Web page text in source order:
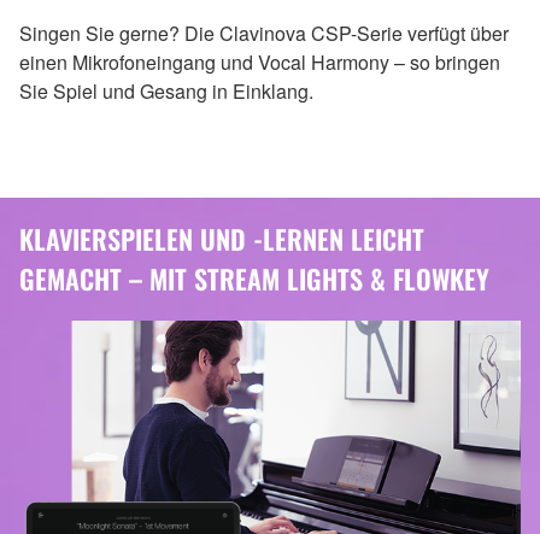
Singen Sie gerne? Die Clavinova CSP-Serie verfügt über
einen Mikrofoneingang und Vocal Harmony – so bringen
Sie Spiel und Gesang in Einklang.
KLAVIERSPIELEN UND -LERNEN LEICHT
GEMACHT – MIT STREAM LIGHTS & FLOWKEY